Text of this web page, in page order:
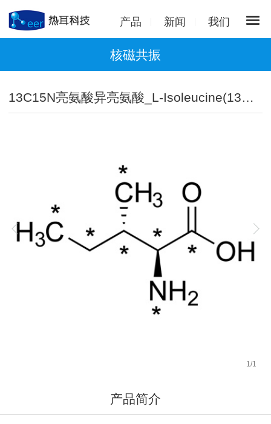
产品 新闻 我们
核磁共振
13C15N亮氨酸异亮氨酸_L-Isoleucine(13C5,99%;15N,99%)
1 /1
产品简介